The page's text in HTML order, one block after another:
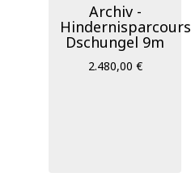
Archiv -
Hindernisparcours
Dschungel 9m
2.480,00 €